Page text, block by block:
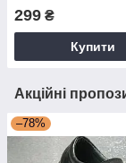
299 ₴
Купити
Акційні
–78%